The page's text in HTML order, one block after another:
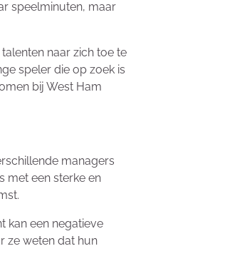
speelminuten, maar
naar zich toe te
speler die op zoek is
bij West Ham
managers
met een sterke en
kan een negatieve
ze weten dat hun